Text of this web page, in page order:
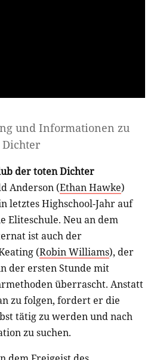
und Informationen zu
Dichter
der toten Dichter
Anderson (Ethan Hawke)
letztes Highschool-Jahr auf
Eliteschule. Neu an dem
ist auch der
(Robin Williams), der
der ersten Stunde mit
überrascht. Anstatt
zu folgen, fordert er die
tätig zu werden und nach
zu suchen.